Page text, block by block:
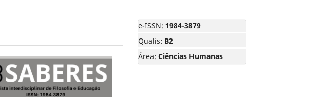
e-ISSN: 1984-3879
Qualis: B2
Área: Ciências Humanas